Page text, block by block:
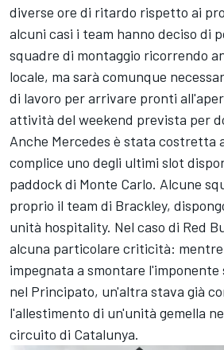
diverse ore di ritardo rispetto ai
alcuni casi i team hanno deciso di
squadre di montaggio ricorrendo
locale, ma sarà comunque
di lavoro per arrivare pronti
attività del weekend prevista per
Anche Mercedes è stata costretta
complice uno degli ultimi slot
paddock di Monte Carlo. Alcune
proprio il team di Brackley,
unità hospitality. Nel caso di Red
alcuna particolare criticità:
impegnata a smontare
nel Principato, un'altra stava già
l'allestimento di un'unità gemella
circuito di Catalunya.